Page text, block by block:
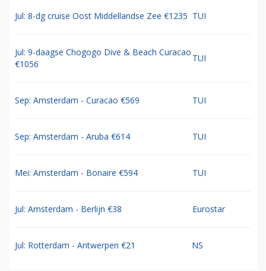
Jul: 8-dg cruise Oost Middellandse Zee €1235 TUI
Jul: 9-daagse Chogogo Dive & Beach Curacao
€1056
TUI
Sep: Amsterdam - Curacao €569 TUI
Sep: Amsterdam - Aruba €614 TUI
Mei: Amsterdam - Bonaire €594 TUI
Jul: Amsterdam - Berlijn €38 Eurostar
Jul: Rotterdam - Antwerpen €21 NS